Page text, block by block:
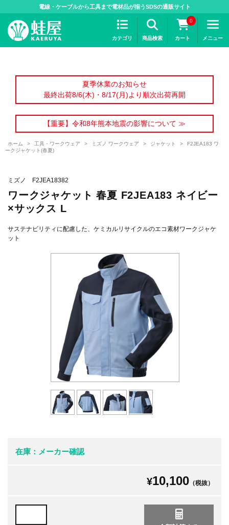
電線・ケーブルから工具まで電材品が揃うSDSの通販サイト
カテゴリ 商品検索
0
カート メニュー
夏季休業のお知らせ
最終出荷8/6(木)・8/17(月)より順次出荷再開
【重要】令和8年熊本地震の影響について ≫
ホーム > 工具・ワークウェア > ミズノ ワークウェア > ジャケット >
F2JEA183 ワ
ークジャケット(春夏)
ミズノ F2JEA18382
ワークジャケット 春夏 F2JEA183 ネイビー
×サックス L
サステナビリティに配慮した、ケミカルリサイクルのエコ素材ワークジャケ
ット
在庫：メーカー確認
¥10,100 （税抜）